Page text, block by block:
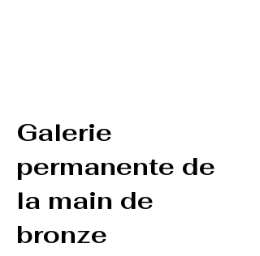
Galerie
permanente de
la main de
bronze